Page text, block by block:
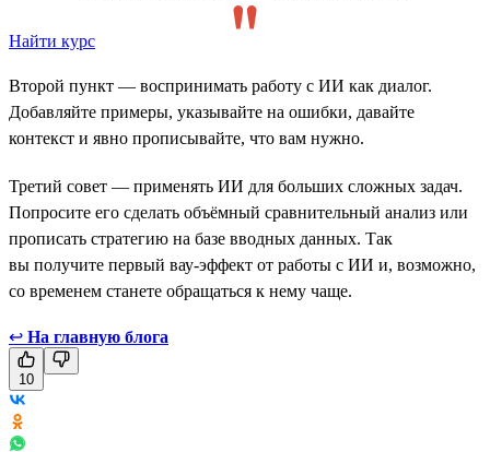
Найти курс
Второй пункт — воспринимать работу с ИИ как диалог.
Добавляйте примеры, указывайте на ошибки, давайте
контекст и явно прописывайте, что вам нужно.
Третий совет — применять ИИ для больших сложных задач.
Попросите его сделать объёмный сравнительный анализ или
прописать стратегию на базе вводных данных. Так
вы получите первый вау-эффект от работы с ИИ и, возможно,
со временем станете обращаться к нему чаще.
↩ На главную блога
10